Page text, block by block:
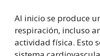
Al inicio se produce
respiración, incluso
actividad física. Esto